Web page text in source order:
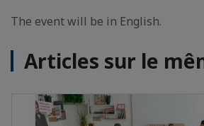
The event will be in English.
Articles sur le